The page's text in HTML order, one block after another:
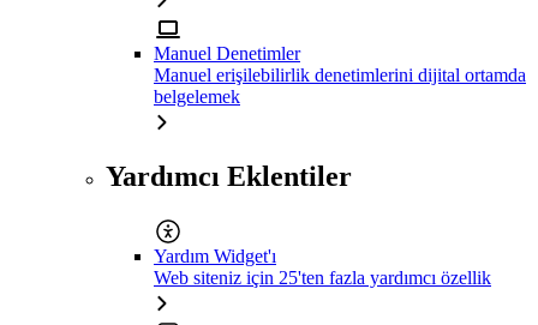
Manuel Denetimler
Manuel erişilebilirlik denetimlerini dijital ortamda
belgelemek
Yardımcı Eklentiler
Yardım Widget'ı
Web siteniz için 25'ten fazla yardımcı özellik